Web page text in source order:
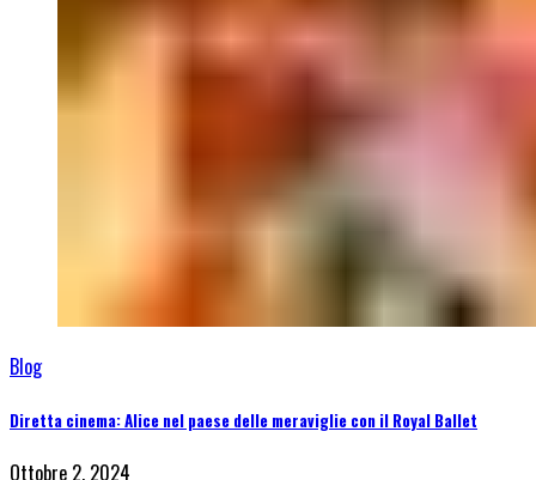
Blog
Diretta cinema: Alice nel paese delle meraviglie con il Royal Ballet
Ottobre 2, 2024